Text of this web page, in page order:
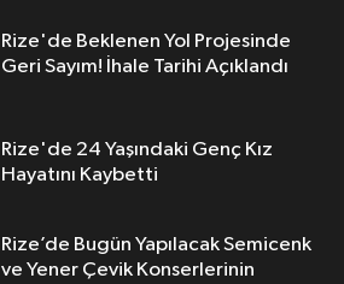
Rize'de Beklenen Yol Projesinde
Geri Sayım! İhale Tarihi Açıklandı
Rize'de 24 Yaşındaki Genç Kız
Hayatını Kaybetti
Rize’de Bugün Yapılacak Semicenk
ve Yener Çevik Konserlerinin